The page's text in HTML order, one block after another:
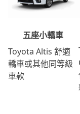
五座小轎車
Toyota Altis 舒適
轎車或其他同等級
車款